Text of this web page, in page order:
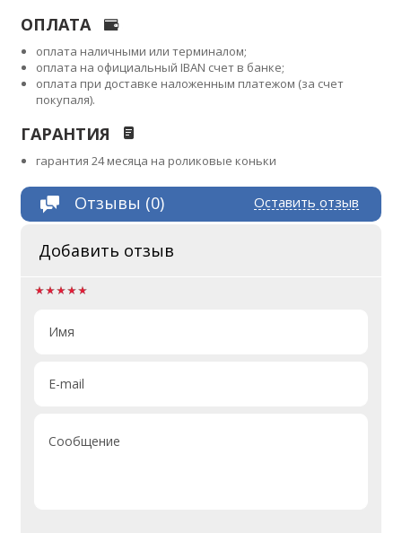
ОПЛАТА
оплата наличными или терминалом;
оплата на официальный IBAN счет в банке;
оплата при доставке наложенным платежом (за счет
покупаля).
ГАРАНТИЯ
гарантия 24 месяца на роликовые коньки
Оставить отзыв
Отзывы (0)
Добавить отзыв
Имя
E-mail
Сообщение